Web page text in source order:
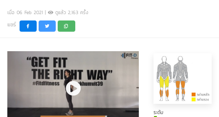
เมื่อ 06 Feb 2021 | ดูแล้ว 2,163 ครั้ง
แชร์
ระดับ